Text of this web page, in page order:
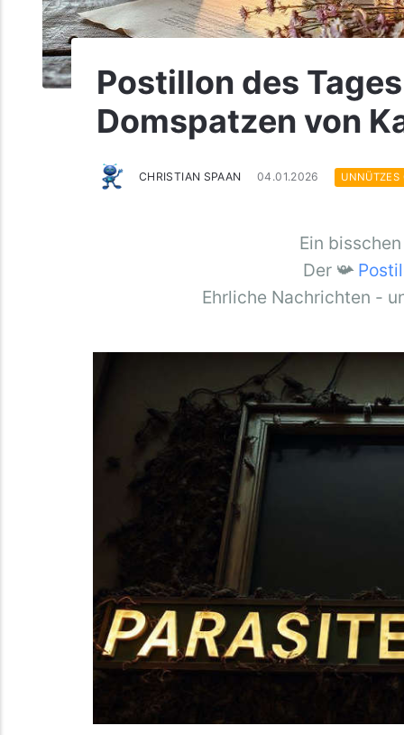
Postillon des
Domspatzen von
CHRISTIAN SPAAN 04.01.2026 UNNÜTZES
Ein
Der 📯
Ehrliche Nachrichten -